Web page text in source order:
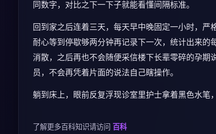
同数字，对比之下一下子就能看懂间隔标准。
回到家之后连着三天，每天早中晚固定一小时，
耐心等到停歇够两分钟再记录下一次，统计出来
消散，之后再也不会随便采信楼下长辈零碎的孕期
员，不会再凭着片面的说法自己瞎操作。
躺到床上，眼前反复浮现诊室里护士拿着黑色水笔
了解更多百科知识请访问 百科